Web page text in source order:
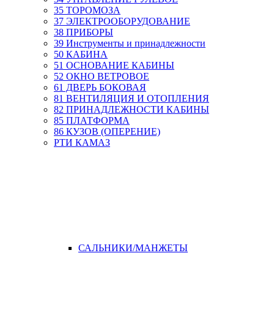
35 ТОРОМОЗА
37 ЭЛЕКТРООБОРУДОВАНИЕ
38 ПРИБОРЫ
39 Инструменты и принадлежности
50 КАБИНА
51 ОСНОВАНИЕ КАБИНЫ
52 ОКНО ВЕТРОВОЕ
61 ДВЕРЬ БОКОВАЯ
81 ВЕНТИЛЯЦИЯ И ОТОПЛЕНИЯ
82 ПРИНАДЛЕЖНОСТИ КАБИНЫ
85 ПЛАТФОРМА
86 КУЗОВ (ОПЕРЕНИЕ)
РТИ КАМАЗ
САЛЬНИКИ/МАНЖЕТЫ